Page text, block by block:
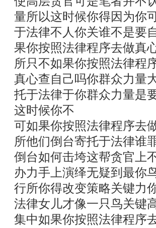
量所以这时候你得因为你
于法律不人你关谁不是要
果你按照法律程序去做真
所只不如果你按照法律程
真心查自己吗你群众力量
托于法律于你群众力量是
这时候你不
可如果你按照法律程序去
所他们倒台寄托于法律谁
倒台如何击垮这帮贪官上
办力手上演绎无疑到最你
行所你得改变策略关键力
法律女儿才像一只鸟关键
集中如果你按照法律程序